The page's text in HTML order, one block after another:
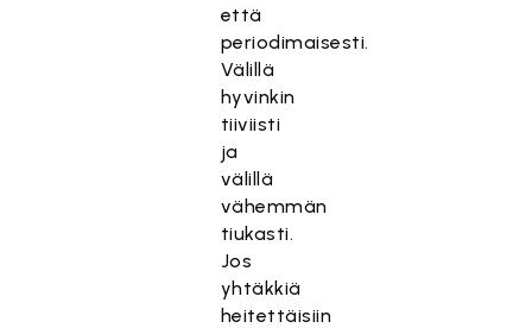
että
periodimaisesti.
Välillä
hyvinkin
tiiviisti
ja
välillä
vähemmän
tiukasti.
Jos
yhtäkkiä
heitettäisiin